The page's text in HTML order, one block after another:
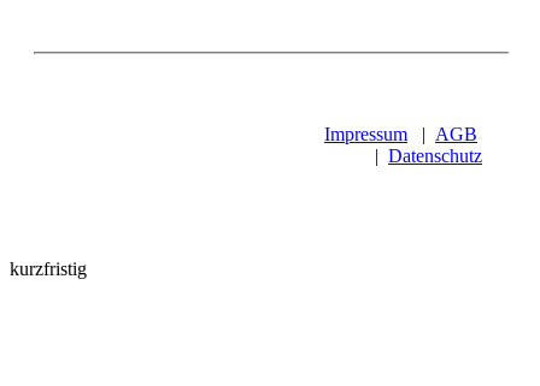
Impressum | AGB
| Datenschutz
kurzfristig